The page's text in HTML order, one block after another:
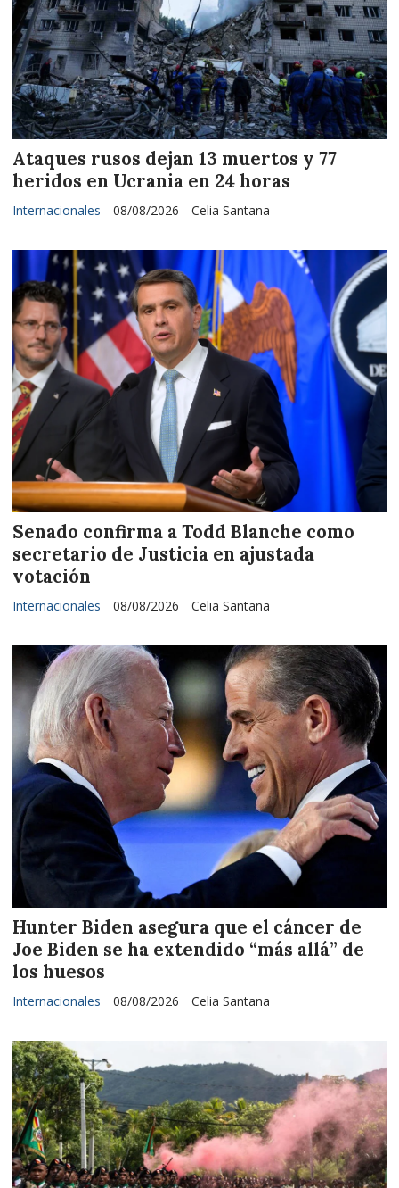
Ataques rusos dejan 13 muertos y 77
heridos en Ucrania en 24 horas
Celia Santana
Internacionales 08/08/2026
Senado confirma a Todd Blanche como
secretario de Justicia en ajustada
votación
Celia Santana
Internacionales 08/08/2026
Hunter Biden asegura que el cáncer de
Joe Biden se ha extendido “más allá” de
los huesos
Celia Santana
Internacionales 08/08/2026